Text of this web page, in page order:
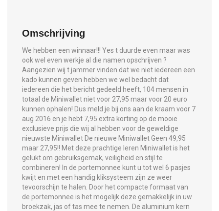
Omschrijving
We hebben een winnaar!!! Yes t duurde even maar was
ook wel even werkje al die namen opschrijven ?
Aangezien wij t jammer vinden dat we niet iedereen een
kado kunnen geven hebben we wel bedacht dat
iedereen die het bericht gedeeld heeft, 104 mensen in
totaal de Miniwallet niet voor 27,95 maar voor 20 euro
kunnen ophalen! Dus meld je bij ons aan de kraam voor 7
aug 2016 en je hebt 7,95 extra korting op de mooie
exclusieve prijs die wij al hebben voor de geweldige
nieuwste Miniwallet De nieuwe Miniwallet Geen 49,95
maar 27,95!! Met deze prachtige leren Miniwallet is het
gelukt om gebruiksgemak, veiligheid en stijl te
combineren! In de portemonnee kunt u tot wel 6 pasjes
kwijt en met een handig kliksysteem zijn ze weer
tevoorschijn te halen. Door het compacte formaat van
de portemonnee is het mogelijk deze gemakkelijk in uw
broekzak, jas of tas mee te nemen. De aluminium kern